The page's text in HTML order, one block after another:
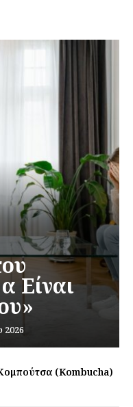
Είναι
2026
(Kombucha)